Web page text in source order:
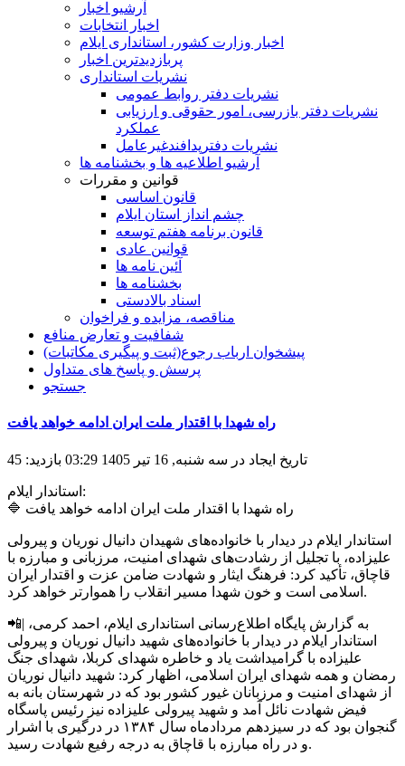
آرشیو اخبار
اخبار انتخابات
اخبار وزارت کشور، استانداری ایلام
پربازدیدترین اخبار
نشریات استانداری
نشریات دفتر روابط عمومی
نشريات دفتر بازرسی، امور حقوقی و ارزيابی
عملکرد
نشريات دفترپدافندغيرعامل
آرشیو اطلاعیه ها و بخشنامه ها
قوانین و مقررات
قانون اساسی
چشم انداز استان ایلام
قانون برنامه هفتم توسعه
قوانین عادی
آئین نامه ها
بخشنامه ها
اسناد بالادستی
مناقصه، مزایده و فراخوان
شفافیت و تعارض منافع
پیشخوان ارباب رجوع(ثبت و پیگیری مکاتبات)
پرسش و پاسخ های متداول
جستجو
راه شهدا با اقتدار ملت ایران ادامه خواهد یافت
تاریخ ایجاد در سه شنبه, 16 تیر 1405 03:29 بازدید: 45
استاندار ایلام:
🔷 راه شهدا با اقتدار ملت ایران ادامه خواهد یافت
استاندار ایلام در دیدار با خانواده‌های شهیدان دانیال نوریان و پیرولی
علیزاده، با تجلیل از رشادت‌های شهدای امنیت، مرزبانی و مبارزه با
قاچاق، تأکید کرد: فرهنگ ایثار و شهادت ضامن عزت و اقتدار ایران
اسلامی است و خون شهدا مسیر انقلاب را هموارتر خواهد کرد.
📲| به گزارش پایگاه اطلاع‌رسانی استانداری ایلام، احمد کرمی،
استاندار ایلام در دیدار با خانواده‌های شهید دانیال نوریان و پیرولی
علیزاده با گرامیداشت یاد و خاطره شهدای کربلا، شهدای جنگ
رمضان و همه شهدای ایران اسلامی، اظهار کرد: شهید دانیال نوریان
از شهدای امنیت و مرزبانان غیور کشور بود که در شهرستان بانه به
فیض شهادت نائل آمد و شهید پیرولی علیزاده نیز رئیس پاسگاه
گنجوان بود که در سیزدهم مردادماه سال ۱۳۸۴ در درگیری با اشرار
و در راه مبارزه با قاچاق به درجه رفیع شهادت رسید.